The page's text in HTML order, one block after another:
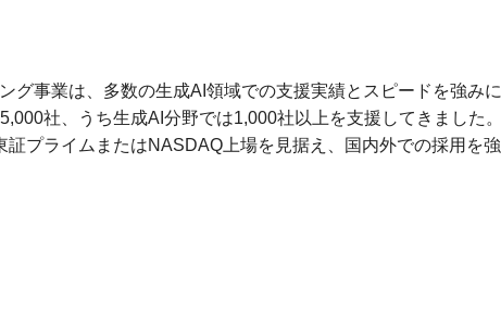
グ事業は、多数の生成AI領域での支援実績とスピードを強みに
社、うち生成AI分野では1,000社以上を支援してきました。
プライムまたはNASDAQ上場を見据え、国内外での採用を強